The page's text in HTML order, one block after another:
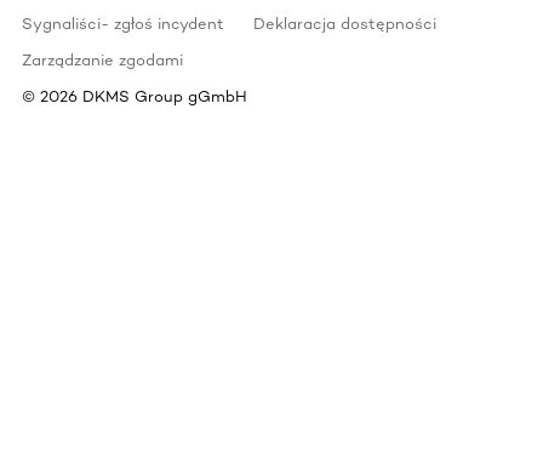
Sygnaliści- zgłoś incydent
Deklaracja dostępności
Zarządzanie zgodami
© 2026 DKMS Group gGmbH